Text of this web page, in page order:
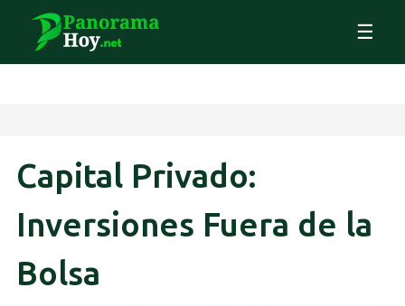
☰
Capital Privado:
Inversiones Fuera de la
Bolsa